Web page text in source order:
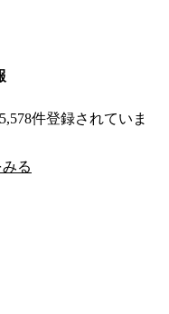
件登録されていま
る